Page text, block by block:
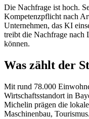
Die Nachfrage ist hoch.
Kompetenzpflicht nach
Unternehmen, das KI
treibt die Nachfrage nach
können.
Was zählt der
Mit rund 78.000
Wirtschaftsstandort in
Michelin prägen die
Maschinenbau, Tourismus.